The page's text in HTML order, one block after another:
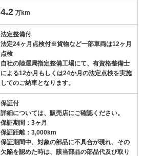
4.2 万km
法定整備付
法定24ヶ月点検付※貨物など一部車両は12ヶ月
点検
自社の陸運局指定整備工場にて、有資格整備士
による12か月もしくは24か月の法定点検を実施
してのご納車となります。
保証付
詳細については、販売店にご確認ください。
保証期間：3ヶ月
保証距離：3,000km
保証期間中、対象の部品に不具合が現れ、その
欠陥を認めた時は、該当部品の部品代及び取り